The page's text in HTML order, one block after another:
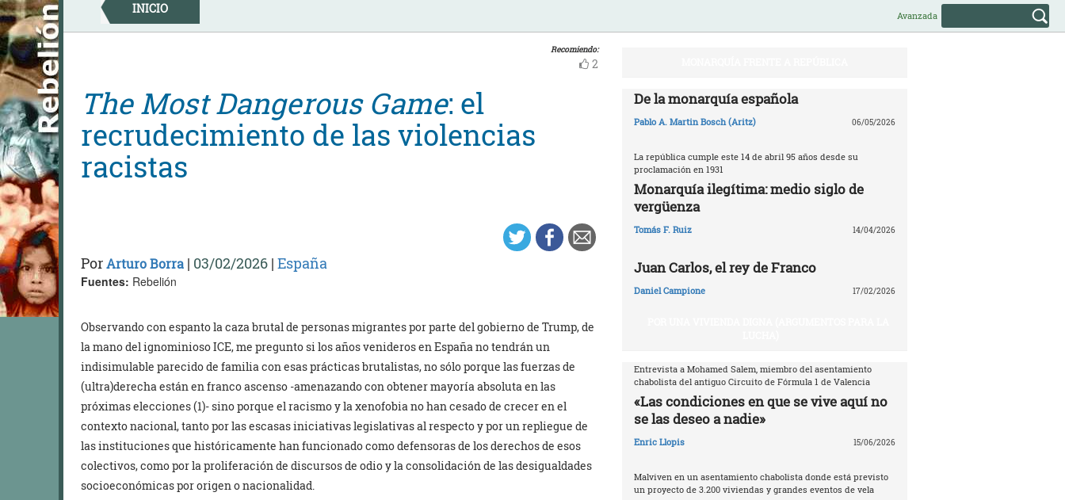
Skip
to
content
INICIO Avanzada
Recomiendo:
2
The Most Dangerous Game: el
recrudecimiento de las violencias
racistas
PorArturo Borra | 03/02/2026 | España
Fuentes: Rebelión
Observando con espanto la caza brutal de personas migrantes por parte del gobierno de Trump, de
la mano del ignominioso ICE, me pregunto si los años venideros en España no tendrán un
indisimulable parecido de familia con esas prácticas brutalistas, no sólo porque las fuerzas de
(ultra)derecha están en franco ascenso -amenazando con obtener mayoría absoluta en las
próximas elecciones (1)- sino porque el racismo y la xenofobia no han cesado de crecer en el
contexto nacional, tanto por las escasas iniciativas legislativas al respecto y por un repliegue de
las instituciones que históricamente han funcionado como defensoras de los derechos de esos
colectivos, como por la proliferación de discursos de odio y la consolidación de las desigualdades
socioeconómicas por origen o nacionalidad.
De la monarquía española
Pablo A. Martin Bosch (Aritz) 06/05/2026
La república cumple este 14 de abril 95 años desde su
proclamación en 1931
Monarquía ilegítima: medio siglo de
vergüenza
Tomás F. Ruiz 14/04/2026
Juan Carlos, el rey de Franco
Daniel Campione 17/02/2026
Entrevista a Mohamed Salem, miembro del asentamiento
chabolista del antiguo Circuito de Fórmula 1 de Valencia
«Las condiciones en que se vive aquí no
se las deseo a nadie»
Enric Llopis 15/06/2026
Malviven en un asentamiento chabolista donde está previsto
un proyecto de 3.200 viviendas y grandes eventos de vela